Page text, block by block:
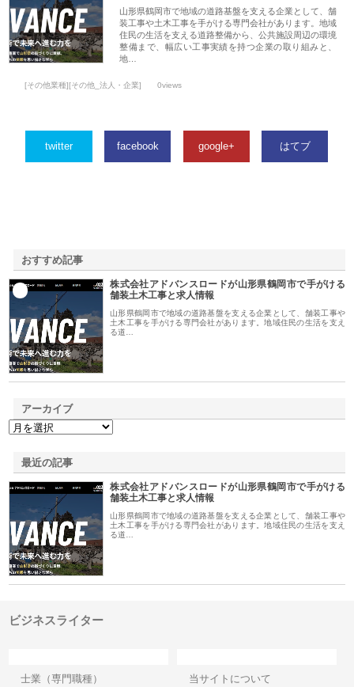
山形県鶴岡市で地域の道路基盤を支える企業として、舗
装工事や土木工事を手がける専門会社があります。地域
住民の生活を支える道路整備から、公共施設周辺の環境
整備まで、幅広い工事実績を持つ企業の取り組みと、
地…
[その他業種][その他_法人・企業] 0views
twitter facebook google+ はてブ
おすすめ記事
株式会社アドバンスロードが山形県鶴岡市で手がける
舗装土木工事と求人情報
山形県鶴岡市で地域の道路基盤を支える企業として、舗装工事や
土木工事を手がける専門会社があります。地域住民の生活を支え
る道…
アーカイブ
最近の記事
株式会社アドバンスロードが山形県鶴岡市で手がける
舗装土木工事と求人情報
山形県鶴岡市で地域の道路基盤を支える企業として、舗装工事や
土木工事を手がける専門会社があります。地域住民の生活を支え
る道…
ビジネスライター
士業（専門職種）
当サイトについて